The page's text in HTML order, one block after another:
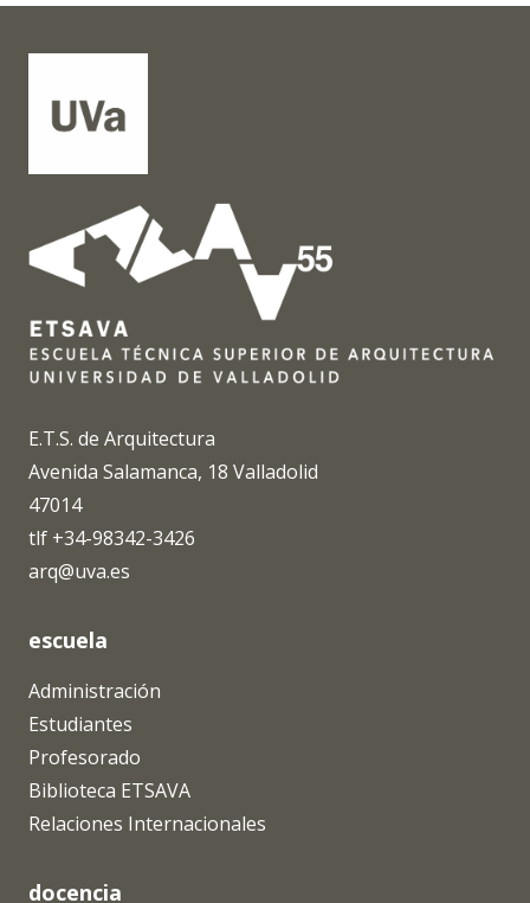
E.T.S. de Arquitectura
Avenida Salamanca, 18 Valladolid
47014
tlf +34-98342-3426
arq@uva.es
escuela
Administración
Estudiantes
Profesorado
Biblioteca ETSAVA
Relaciones Internacionales
docencia